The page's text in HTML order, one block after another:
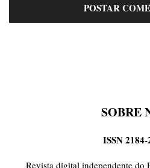
SOBRE
ISSN 2184-
Revista digital independente do